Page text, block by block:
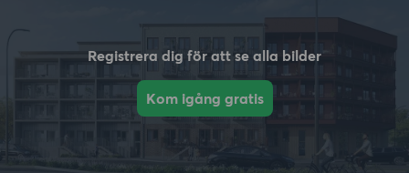
Registrera dig för att se alla bilder
Kom igång gratis